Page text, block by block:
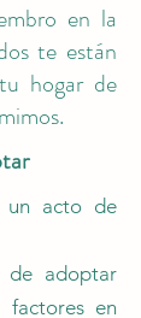
en la
te están
hogar de
un acto de
adoptar
factores en